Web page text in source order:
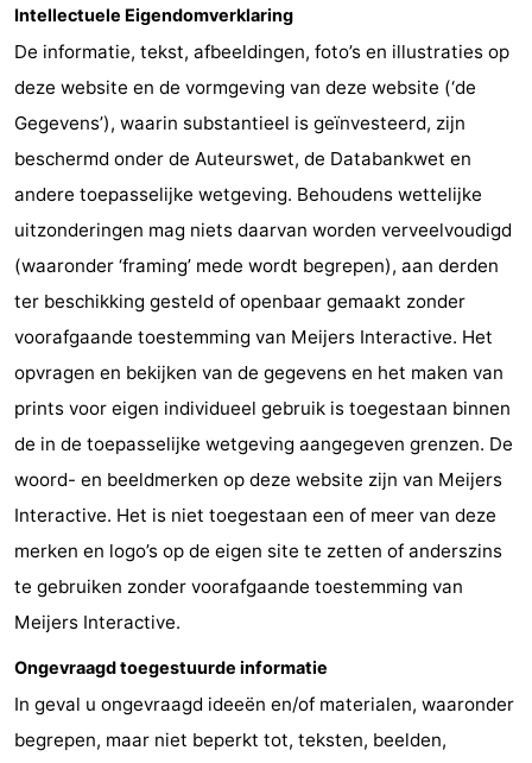
Natuur
Het
Zwin
-
Knokke-
Heist
-
Zeebrugge
-
Blankenberge
-
De
Haan
-
Bredene
-
Middelkerke
-
Westende
Contact
Intellectuele Eigendomverklaring
De informatie, tekst, afbeeldingen, foto’s en illustraties op
deze website en de vormgeving van deze website (‘de
Gegevens’), waarin substantieel is geïnvesteerd, zijn
beschermd onder de Auteurswet, de Databankwet en
andere toepasselijke wetgeving. Behoudens wettelijke
uitzonderingen mag niets daarvan worden verveelvoudigd
(waaronder ‘framing’ mede wordt begrepen), aan derden
ter beschikking gesteld of openbaar gemaakt zonder
voorafgaande toestemming van Meijers Interactive. Het
opvragen en bekijken van de gegevens en het maken van
prints voor eigen individueel gebruik is toegestaan binnen
de in de toepasselijke wetgeving aangegeven grenzen. De
woord- en beeldmerken op deze website zijn van Meijers
Interactive. Het is niet toegestaan een of meer van deze
merken en logo’s op de eigen site te zetten of anderszins
te gebruiken zonder voorafgaande toestemming van
Meijers Interactive.
Ongevraagd toegestuurde informatie
In geval u ongevraagd ideeën en/of materialen, waaronder
begrepen, maar niet beperkt tot, teksten, beelden,